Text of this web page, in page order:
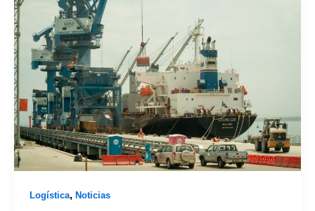
Logística, Noticias